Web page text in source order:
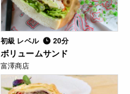
初級 レベル 20分
ボリュームサンド
富澤商店